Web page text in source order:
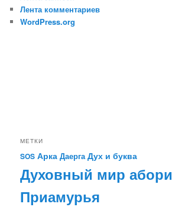
Лента комментариев
WordPress.org
МЕТКИ
SOS Арка Даерга Дух и буква
Духовный мир
Приамурья